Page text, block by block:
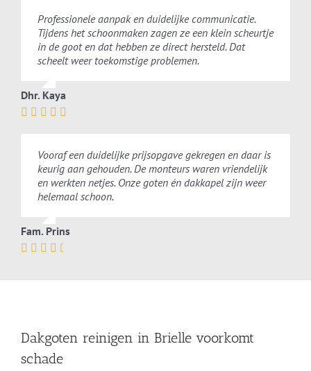
Professionele aanpak en duidelijke communicatie.
Tijdens het schoonmaken zagen ze een klein scheurtje
in de goot en dat hebben ze direct hersteld. Dat
scheelt weer toekomstige problemen.
Dhr. Kaya
Vooraf een duidelijke prijsopgave gekregen en daar is
keurig aan gehouden. De monteurs waren vriendelijk
en werkten netjes. Onze goten én dakkapel zijn weer
helemaal schoon.
Fam. Prins
Dakgoten reinigen in Brielle voorkomt
schade